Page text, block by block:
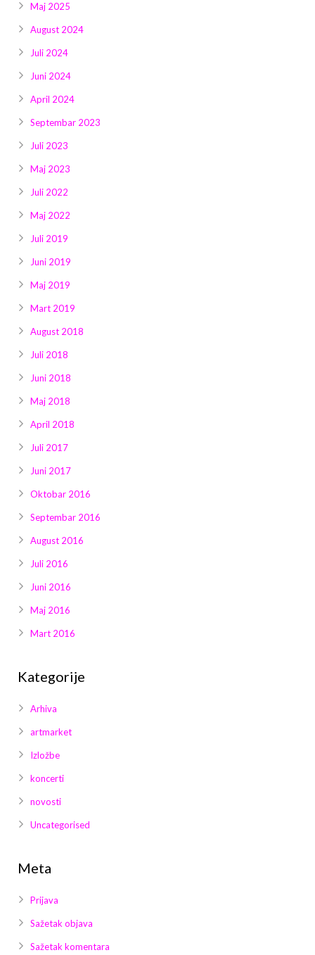
Maj 2025
August 2024
Juli 2024
Juni 2024
April 2024
Septembar 2023
Juli 2023
Maj 2023
Juli 2022
Maj 2022
Juli 2019
Juni 2019
Maj 2019
Mart 2019
August 2018
Juli 2018
Juni 2018
Maj 2018
April 2018
Juli 2017
Juni 2017
Oktobar 2016
Septembar 2016
August 2016
Juli 2016
Juni 2016
Maj 2016
Mart 2016
Kategorije
Arhiva
artmarket
Izložbe
koncerti
novosti
Uncategorised
Meta
Prijava
Sažetak objava
Sažetak komentara